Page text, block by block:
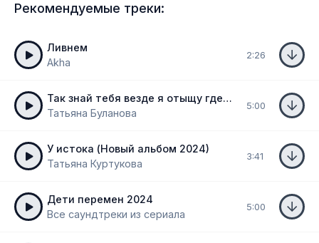
Рекомендуемые треки:
Ливнем
Akha
2:26
Так знай тебя везде я отыщу где б не был ты
Татьяна Буланова
5:00
У истока (Новый альбом 2024)
Татьяна Куртукова
3:41
Дети перемен 2024
Все саундтреки из сериала
5:00